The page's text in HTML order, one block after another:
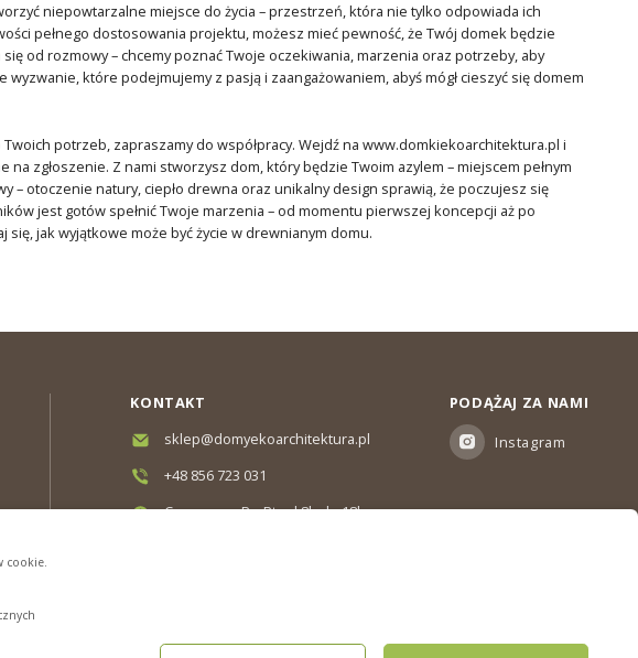
niepowtarzalne miejsce do życia – przestrzeń, która nie tylko odpowiada ich
pełnego dostosowania projektu, możesz mieć pewność, że Twój domek będzie
od rozmowy – chcemy poznać Twoje oczekiwania, marzenia oraz potrzeby, aby
które podejmujemy z pasją i zaangażowaniem, abyś mógł cieszyć się domem
potrzeb, zapraszamy do współpracy. Wejdź na www.domkiekoarchitektura.pl i
zgłoszenie. Z nami stworzysz dom, który będzie Twoim azylem – miejscem pełnym
– otoczenie natury, ciepło drewna oraz unikalny design sprawią, że poczujesz się
jest gotów spełnić Twoje marzenia – od momentu pierwszej koncepcji aż po
jak wyjątkowe może być życie w drewnianym domu.
KONTAKT
sklep@domyekoarchitektura.pl
+48 856 723 031
Czas pracy: Pn-Pt od 8h do 18h
PODĄŻAJ ZA NAMI
Instagram
cookie.